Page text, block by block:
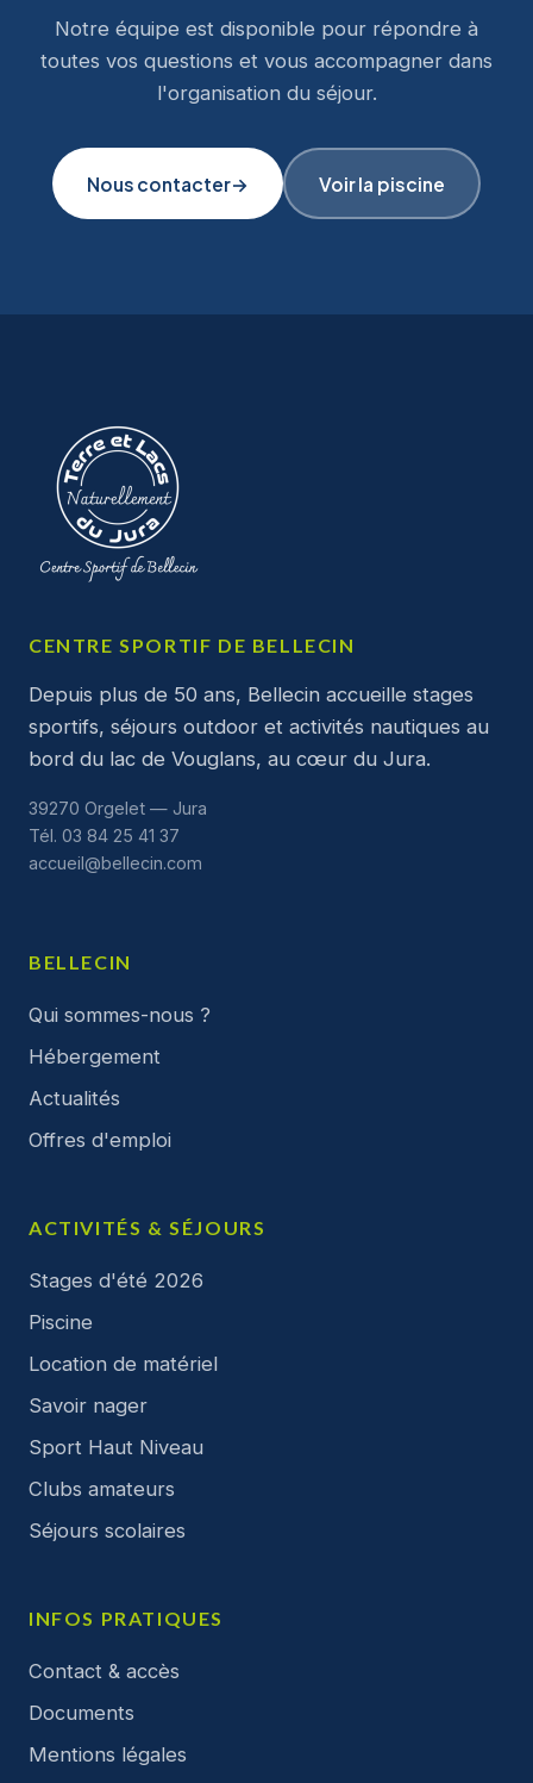
Notre équipe est disponible pour répondre à
toutes vos questions et vous accompagner dans
l'organisation du séjour.
Nous contacter→ Voir la piscine
CENTRE SPORTIF DE BELLECIN
Depuis plus de 50 ans, Bellecin accueille stages
sportifs, séjours outdoor et activités nautiques au
bord du lac de Vouglans, au cœur du Jura.
39270 Orgelet — Jura
Tél. 03 84 25 41 37
accueil@bellecin.com
BELLECIN
Qui sommes-nous ?
Hébergement
Actualités
Offres d'emploi
ACTIVITÉS & SÉJOURS
Stages d'été 2026
Piscine
Location de matériel
Savoir nager
Sport Haut Niveau
Clubs amateurs
Séjours scolaires
INFOS PRATIQUES
Contact & accès
Documents
Mentions légales